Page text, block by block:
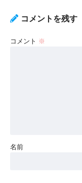
コメントを残す
コメント ※
名前